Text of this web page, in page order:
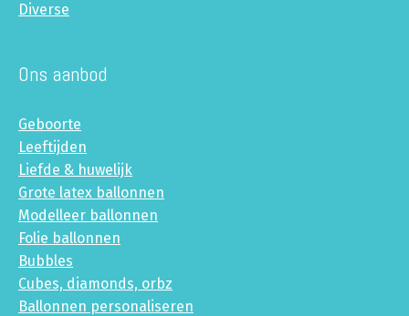
Diverse
Ons aanbod
Geboorte
Leeftijden
Liefde & huwelijk
Grote latex ballonnen
Modelleer ballonnen
Folie ballonnen
Bubbles
Cubes, diamonds, orbz
Ballonnen personaliseren